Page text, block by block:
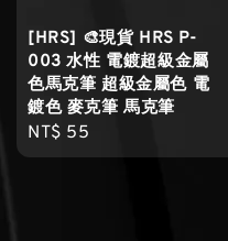
[HRS] 🎨現貨 HRS P-
003 水性 電鍍超級金屬
色馬克筆 超級金屬色 電
鍍色 麥克筆 馬克筆
Regular
price
NT$ 55